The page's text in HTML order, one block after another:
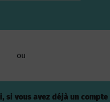
ou
si vous avez déjà un compte